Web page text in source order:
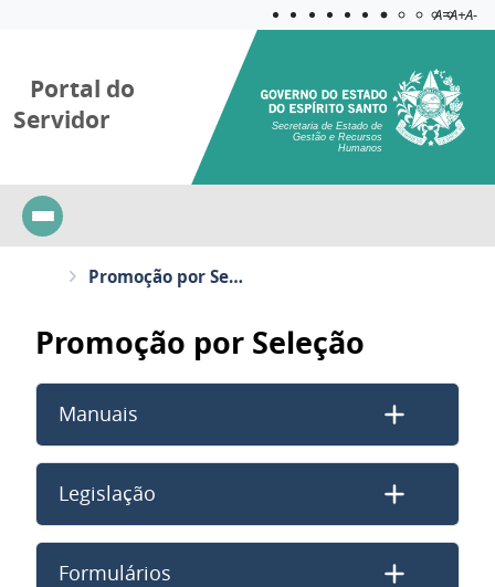
Aplicar
A=A+A-
Portal do
Servidor
Secretaria de Estado de
Gestão e Recursos
Humanos
Promoção por Seleção
Promoção por Seleção
Manuais
Legislação
Formulários